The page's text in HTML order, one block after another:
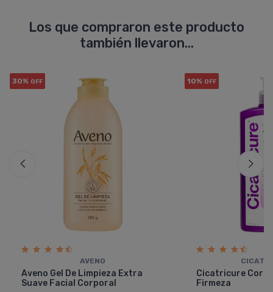
Los que compraron este producto
también llevaron...
30% OFF
AVENO
Aveno Gel De Limpieza Extra
Suave Facial Corporal
10% OFF
Cicatricure
Firmeza